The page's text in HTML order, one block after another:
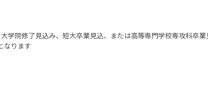
学院修了見込み、短大卒業見込、または高等専門学校専攻科卒
なります